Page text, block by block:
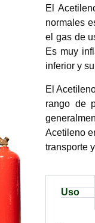
El
normales
el gas de
Es muy
inferior y
El
rango de
Acetileno
transporte
Uso